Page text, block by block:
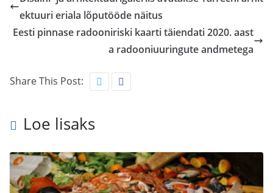
ektuuri eriala lõputööde näitus
Eesti pinnase radooniriski kaarti täiendati 2020. aast
a radooniuuringute andmetega
Share This Post:
Loe lisaks